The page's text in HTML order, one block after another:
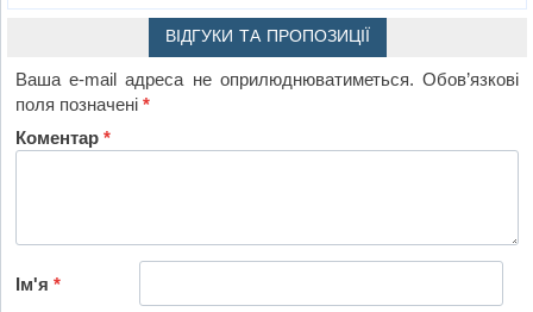
ВІДГУКИ ТА ПРОПОЗИЦІЇ
Ваша e-mail адреса не оприлюднюватиметься. Обов’язкові
поля позначені*
Коментар*
Ім'я*